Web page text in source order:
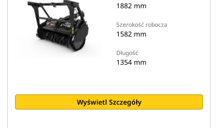
1882 mm
Szerokość robocza
1582 mm
Długość
1354 mm
Wyświetl Szczegóły